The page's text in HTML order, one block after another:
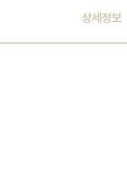
상세정보